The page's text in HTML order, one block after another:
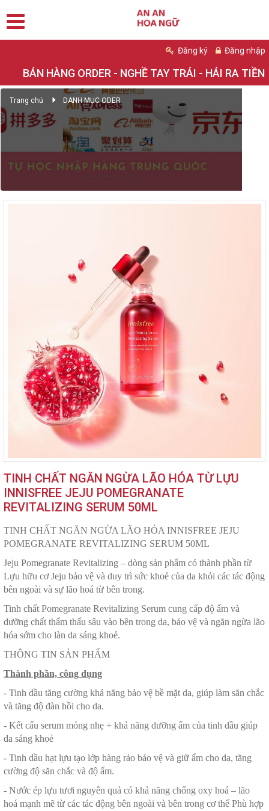
Đăng ký Đăng nhập
BÁN HÀNG ORDER - NGHỀ TAY TRÁI - HÁI RA TIỀN
Trang chủ DANH MỤC ODER
TINH CHẤT NGĂN NGỪA LÃO HÓA TỪ LỰU
INNISFREE JEJU POMEGRANATE
REVITALIZING SERUM 50ML
TINH CHẤT NGĂN NGỪA LÃO HÓA INNISFREE JEJU
POMEGRANATE REVITALIZING SERUM 50ML
Jeju Pomegranate Revitalizing – dòng sản phẩm có thành phần từ
Lựu hữu cơ Jeju bảo vệ và duy trì sức khoẻ của da khỏi các tác động
bên ngoài và sự lão hoá từ bên trong.
Tinh chất Pomegranate Revitalizing Serum cung cấp độ ẩm và
dưỡng chất thẩm thấu sâu vào bên trong da, bảo vệ và ngăn ngừa lão
hóa sớm cho làn da sáng khoẻ.
THÔNG TIN SẢN PHẨM
Thành phần, công dụng
- Tinh dầu tăng cường khả năng bảo vệ bề mặt da, giúp làm săn chắc
và tăng độ đàn hồi cho da.
- Kết cấu serum mỏng nhẹ + khả năng dưỡng ẩm của tinh dầu giúp
da sáng khoẻ
- Tinh dầu hạt lựu tạo lớp hàng rảo bảo vệ và giữ ẩm cho da, tăng
cường độ săn chắc và độ ẩm.
- Nước ép lựu tươi nguyên quả có khả năng chống oxy hoá – lão
hoá mạnh mẽ từ các tác động bên ngoài và bên trong cơ thể Phù hợp